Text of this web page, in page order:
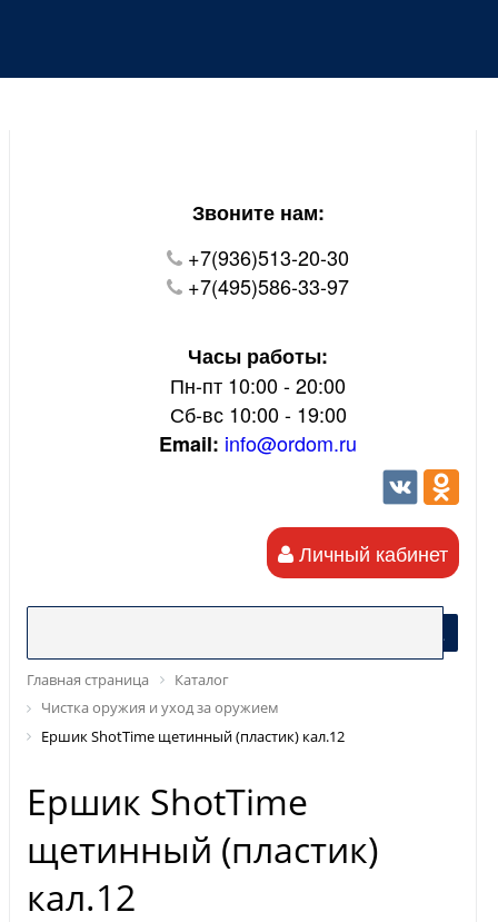
В настоящий момент на нашем сайте ведуться
Звоните нам:
+7(936)513-20-30
+7(495)586-33-97
Часы работы:
Пн-пт 10:00 - 20:00
Сб-вс 10:00 - 19:00
Email: info@ordom.ru
Личный кабинет
Главная страница
Каталог
Чистка оружия и уход за оружием
Ершик ShotTime щетинный (пластик) кал.12
Ершик ShotTime
щетинный (пластик)
кал.12